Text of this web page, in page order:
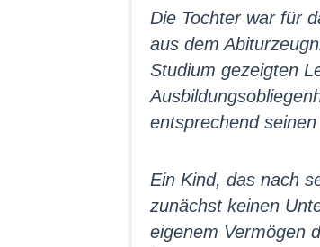
Die Tochter war für
aus dem
Studium gezeigten
entsprechend
Ein Kind, das nach
zunächst keinen
eigenem Vermögen